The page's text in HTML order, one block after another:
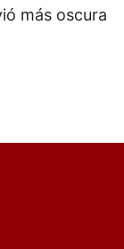
más oscura